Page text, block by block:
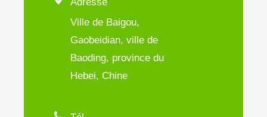
Ville de Baigou,
Gaobeidian, ville de
Baoding, province du
Hebei, Chine